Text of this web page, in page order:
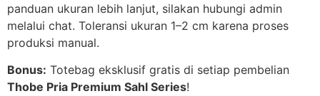
panduan ukuran lebih lanjut, silakan hubungi admin
melalui chat. Toleransi ukuran 1–2 cm karena proses
produksi manual.
Bonus: Totebag eksklusif gratis di setiap pembelian
Thobe Pria Premium Sahl Series!